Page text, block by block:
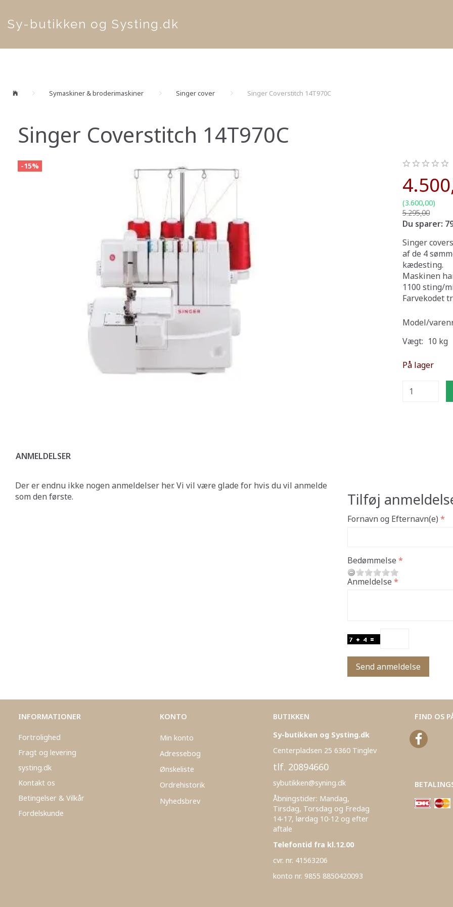
Sy-butikken og Systing.dk
Symaskiner & broderimaskiner Singer cover Singer Coverstitch 14T970C
Singer Coverstitch 14T970C
-15%
(3.600,00)
5.295,00
Du sparer:
Singer
af de 4
kædesting.
Maskinen
1100 sting/
Farvekodet
Model/
Vægt: 10 kg
På lager
ANMELDELSER
Der er endnu ikke nogen anmeldelser her. Vi vil være glade for hvis du vil anmelde
som den første.
Tilføj
Fornavn og Efternavn(e)
Bedømmelse
Anmeldelse
Send anmeldelse
INFORMATIONER
Fortrolighed
Fragt og levering
systing.dk
Kontakt os
Betingelser & Vilkår
Fordelskunde
KONTO
Min konto
Adressebog
Ønskeliste
Ordrehistorik
Nyhedsbrev
BUTIKKEN
Sy-butikken og Systing.dk
Centerpladsen 25 6360 Tinglev
tlf. 20894660
sybutikken@syning.dk
Åbningstider: Mandag,
Tirsdag, Torsdag og Fredag
14-17, lørdag 10-12 og efter
aftale
Telefontid fra kl.12.00
cvr. nr. 41563206
konto nr. 9855 8850420093
FIND OS